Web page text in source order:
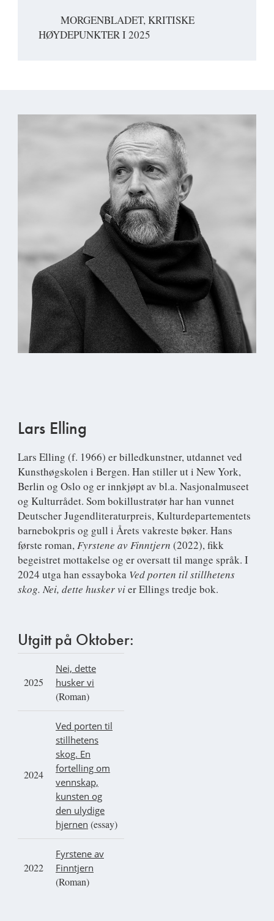
MORGENBLADET, KRITISKE
HØYDEPUNKTER I 2025
Lars Elling
Lars Elling (f. 1966) er billedkunstner, utdannet ved
Kunsthøgskolen i Bergen. Han stiller ut i New York,
Berlin og Oslo og er innkjøpt av bl.a. Nasjonalmuseet
og Kulturrådet. Som bokillustratør har han vunnet
Deutscher Jugendliteraturpreis, Kulturdepartementets
barnebokpris og gull i Årets vakreste bøker. Hans
første roman,Fyrstene av Finntjern (2022), fikk
begeistret mottakelse og er oversatt til mange språk. I
2024 utga han essayboka Vedporten til stillhetens
skog. Nei, dette husker vier Ellings tredje bok.
Utgitt på Oktober:
2025
Nei, dette
husker vi
(Roman)
2024
Ved porten til
stillhetens
skog. En
fortelling om
vennskap,
kunsten og
den ulydige
hjernen (essay)
2022
Fyrstene av
Finntjern
(Roman)